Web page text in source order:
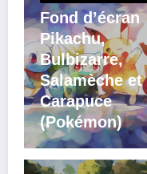
Fond d’écran
Pikachu,
Bulbizarre,
Salamèche et
Carapuce
(Pokémon)